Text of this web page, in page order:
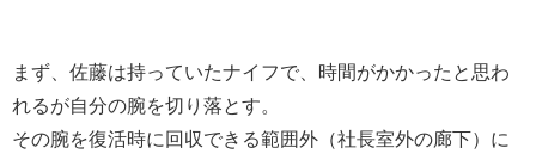
まず、佐藤は持っていたナイフで、時間がかかったと思わ
れるが自分の腕を切り落とす。
その腕を復活時に回収できる範囲外（社長室外の廊下）に